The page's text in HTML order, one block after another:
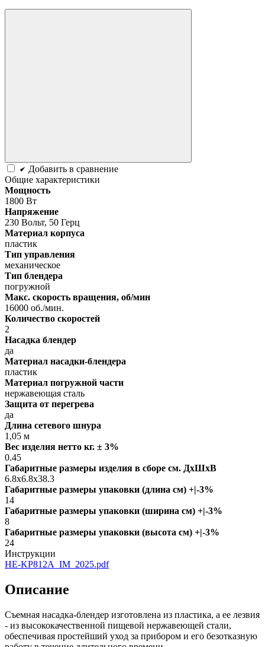
Добавить в сравнение
Общие характеристики
Мощность
1800 Вт
Напряжение
230 Вольт, 50 Герц
Материал корпуса
пластик
Тип управления
механическое
Тип блендера
погружной
Макс. скорость вращения, об/мин
16000 об./мин.
Количество скоростей
2
Насадка блендер
да
Материал насадки-блендера
пластик
Материал погружной части
нержавеющая сталь
Защита от перегрева
да
Длина сетевого шнура
1,05 м
Вес изделия нетто кг. ± 3%
0.45
Габаритные размеры изделия в сборе см. ДxШxВ
6.8x6.8x38.3
Габаритные размеры упаковки (длина см) +|-3%
14
Габаритные размеры упаковки (ширина см) +|-3%
8
Габаритные размеры упаковки (высота см) +|-3%
24
Инструкции
HE-KP812A_IM_2025.pdf
Описание
Съемная насадка-блендер изготовлена из пластика, а ее лезвия
- из высококачественной пищевой нержавеющей стали,
обеспечивая простейший уход за прибором и его безотказную